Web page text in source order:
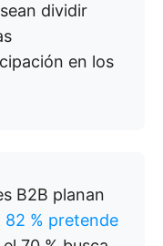
dividir
en los
B2B planan
82 % pretende